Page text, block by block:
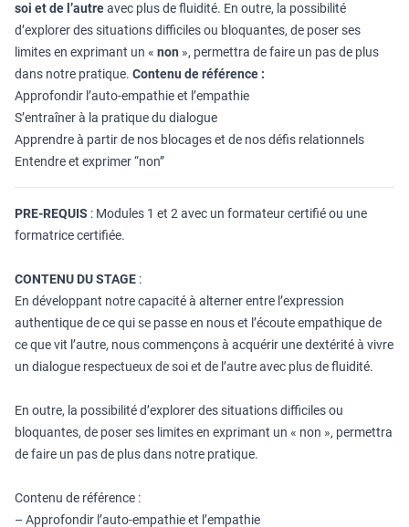
soi et de l’autreavec plus de fluidité. En outre, la possibilité
d’explorer des situations difficiles ou bloquantes, de poser ses
limites en exprimant un « non », permettra de faire un pas de plus
dans notre pratique. Contenu de référence :
Approfondir l’auto-empathie et l’empathie
S’entraîner à la pratique du dialogue
Apprendre à partir de nos blocages et de nos défis relationnels
Entendre et exprimer “non”
PRE-REQUIS : Modules 1 et 2 avec un formateur certifié ou une
formatrice certifiée.
CONTENU DU STAGE :
En développant notre capacité à alterner entre l’expression
authentique de ce qui se passe en nous et l’écoute empathique de
ce que vit l’autre, nous commençons à acquérir une dextérité à vivre
un dialogue respectueux de soi et de l’autre avec plus de fluidité.
En outre, la possibilité d’explorer des situations difficiles ou
bloquantes, de poser ses limites en exprimant un « non », permettra
de faire un pas de plus dans notre pratique.
Contenu de référence :
– Approfondir l’auto-empathie et l’empathie